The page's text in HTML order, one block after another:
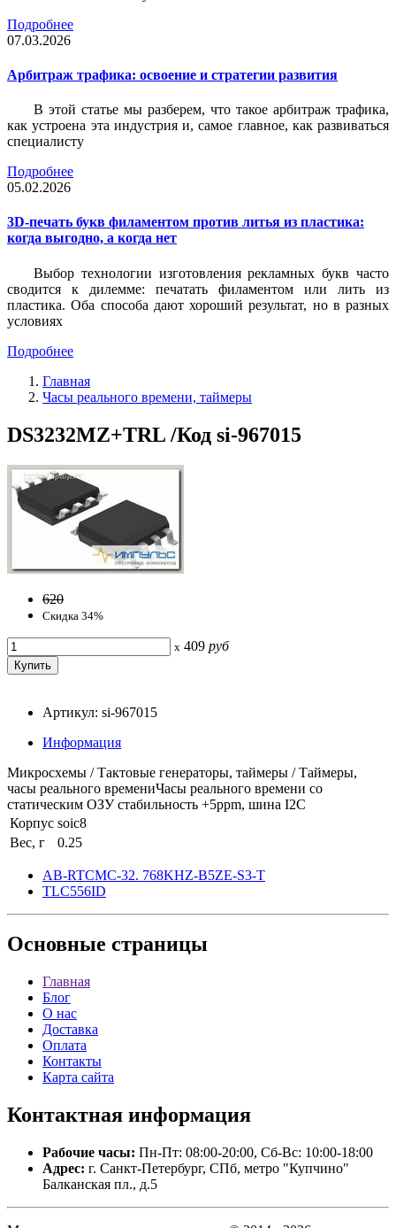
Подробнее
07.03.2026
Арбитраж трафика: освоение и стратегии развития
В этой статье мы разберем, что такое арбитраж трафика,
как устроена эта индустрия и, самое главное, как развиваться
специалисту
Подробнее
05.02.2026
3D-печать букв филаментом против литья из пластика:
когда выгодно, а когда нет
Выбор технологии изготовления рекламных букв часто
сводится к дилемме: печатать филаментом или лить из
пластика. Оба способа дают хороший результат, но в разных
условиях
Подробнее
Главная
Часы реального времени, таймеры
DS3232MZ+TRL /Код si-967015
620
Скидка 34%
x 409 руб
Артикул: si-967015
Информация
Микросхемы / Тактовые генераторы, таймеры / Таймеры,
часы реального времениЧасы реального времени со
статическим ОЗУ стабильность +5ppm, шина I2C
Корпус soic8
Вес, г
0.25
AB-RTCMC-32. 768KHZ-B5ZE-S3-T
TLC556ID
Основные страницы
Главная
Блог
О нас
Доставка
Оплата
Контакты
Карта сайта
Контактная информация
Рабочие часы: Пн-Пт: 08:00-20:00, Сб-Вс: 10:00-18:00
Адрес: г. Санкт-Петербург, СПб, метро "Купчино"
Балканская пл., д.5